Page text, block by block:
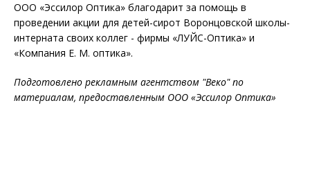
ООО «Эссилор Оптика» благодарит за помощь в
проведении акции для детей-сирот Воронцовской школы-
интерната своих коллег - фирмы «ЛУЙС-Оптика» и
«Компания Е. М. оптика».
Подготовлено рекламным агентством "Веко" по
материалам, предоставленным ООО «Эссилор Оптика»